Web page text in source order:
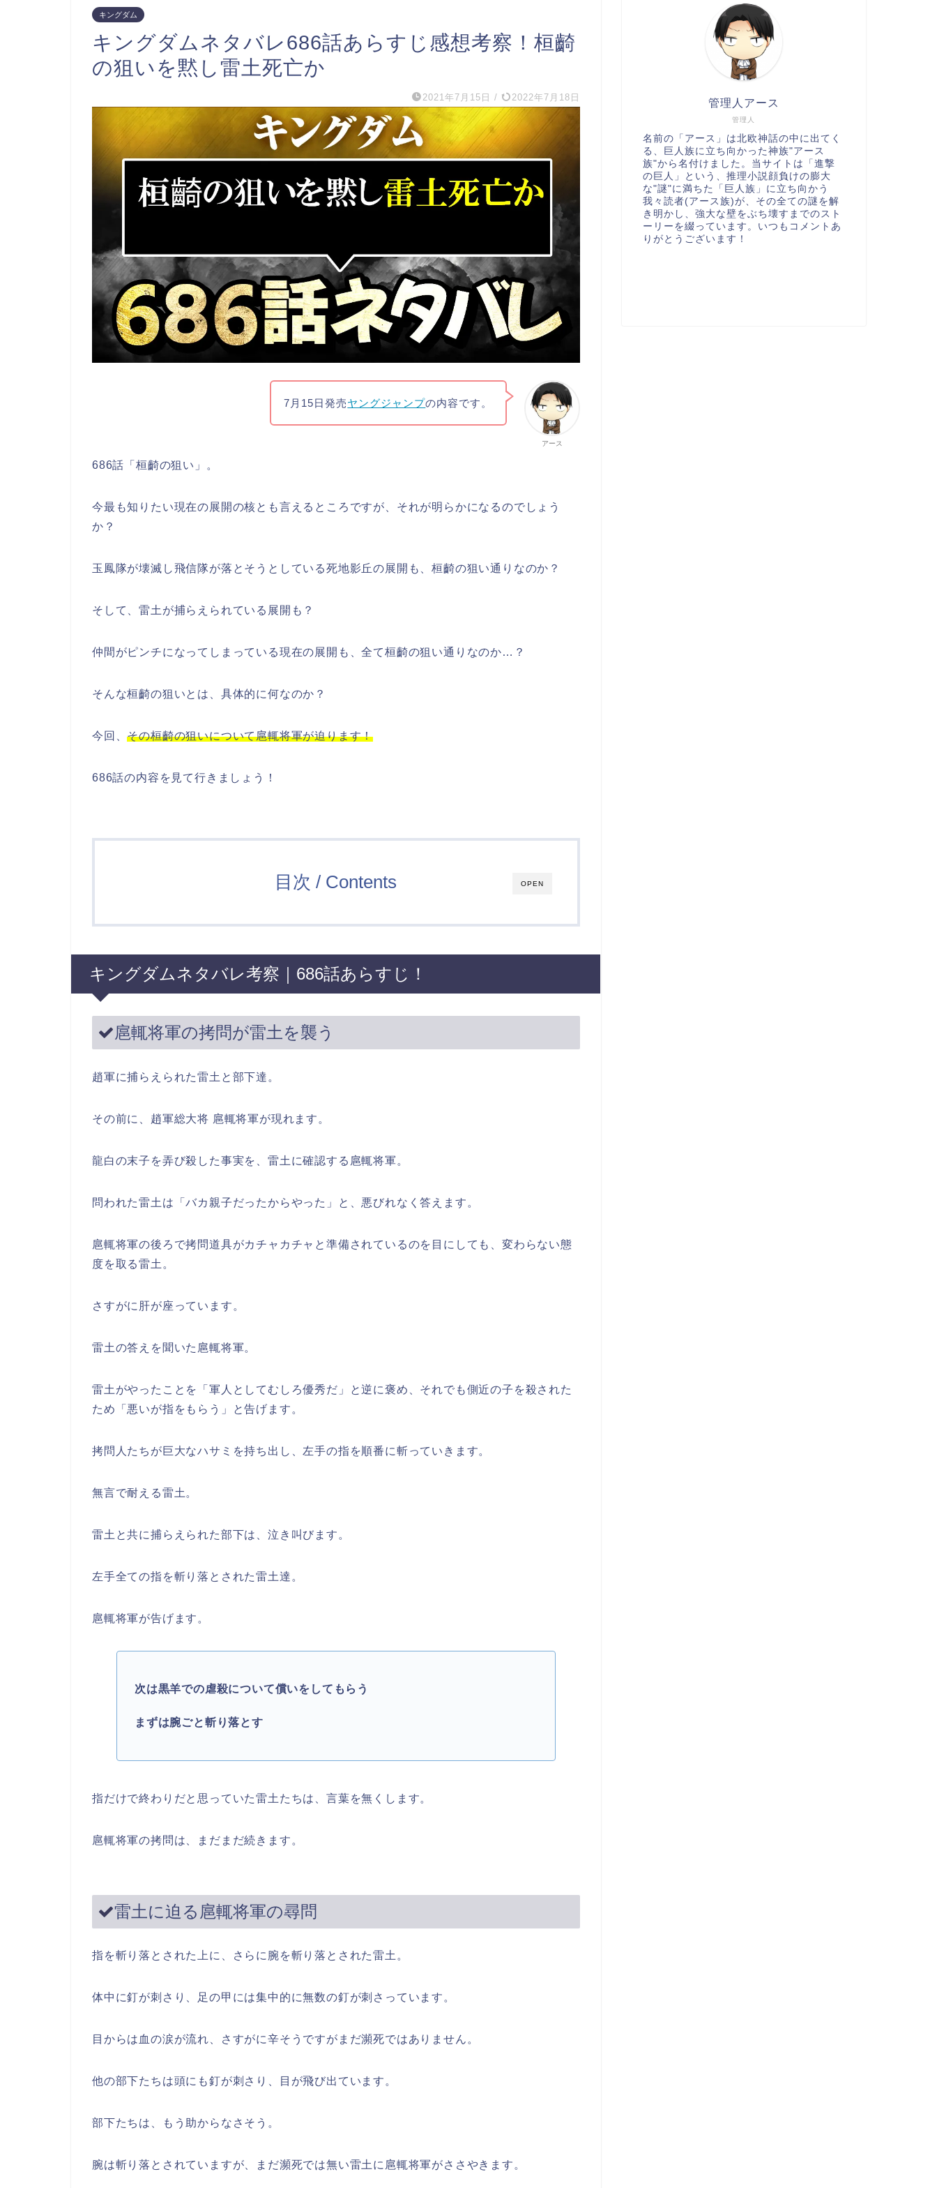
キングダム
キングダムネタバレ686話あらすじ感想考察！桓齮
の狙いを黙し雷土死亡か
2021年7月15日 / 2022年7月18日
アース
7月15日発売ヤングジャンプの内容です。
686話「桓齮の狙い」。
今最も知りたい現在の展開の核とも言えるところですが、それが明らかになるのでしょう
か？
玉鳳隊が壊滅し飛信隊が落とそうとしている死地影丘の展開も、桓齮の狙い通りなのか？
そして、雷土が捕らえられている展開も？
仲間がピンチになってしまっている現在の展開も、全て桓齮の狙い通りなのか…？
そんな桓齮の狙いとは、具体的に何なのか？
今回、その桓齮の狙いについて扈輒将軍が迫ります！
686話の内容を見て行きましょう！
OPEN
目次 / Contents
キングダムネタバレ考察｜686話あらすじ！
扈輒将軍の拷問が雷土を襲う
趙軍に捕らえられた雷土と部下達。
その前に、趙軍総大将 扈輒将軍が現れます。
龍白の末子を弄び殺した事実を、雷土に確認する扈輒将軍。
問われた雷土は「バカ親子だったからやった」と、悪びれなく答えます。
扈輒将軍の後ろで拷問道具がカチャカチャと準備されているのを目にしても、変わらない態
度を取る雷土。
さすがに肝が座っています。
雷土の答えを聞いた扈輒将軍。
雷土がやったことを「軍人としてむしろ優秀だ」と逆に褒め、それでも側近の子を殺された
ため「悪いが指をもらう」と告げます。
拷問人たちが巨大なハサミを持ち出し、左手の指を順番に斬っていきます。
無言で耐える雷土。
雷土と共に捕らえられた部下は、泣き叫びます。
左手全ての指を斬り落とされた雷土達。
扈輒将軍が告げます。
次は黒羊での虐殺について償いをしてもらう
まずは腕ごと斬り落とす
指だけで終わりだと思っていた雷土たちは、言葉を無くします。
扈輒将軍の拷問は、まだまだ続きます。
雷土に迫る扈輒将軍の尋問
指を斬り落とされた上に、さらに腕を斬り落とされた雷土。
体中に釘が刺さり、足の甲には集中的に無数の釘が刺さっています。
目からは血の涙が流れ、さすがに辛そうですがまだ瀕死ではありません。
他の部下たちは頭にも釘が刺さり、目が飛び出ています。
部下たちは、もう助からなさそう。
腕は斬り落とされていますが、まだ瀕死では無い雷土に扈輒将軍がささやきます。
管理人
管理人アース
名前の「アース」は北欧神話の中に出てく
る、巨人族に立ち向かった神族"アース
族"から名付けました。当サイトは「進撃
の巨人」という、推理小説顔負けの膨大
な"謎"に満ちた「巨人族」に立ち向かう
我々読者(アース族)が、その全ての謎を解
き明かし、強大な壁をぶち壊すまでのスト
ーリーを綴っています。いつもコメントあ
りがとうございます！